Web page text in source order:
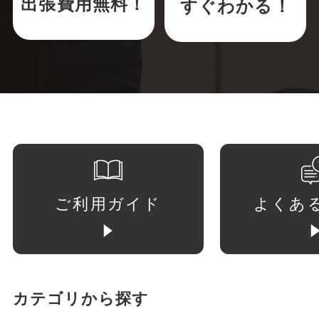
出張費用無料！ すぐわかる！
ご利用ガイド よくあ
カテゴリから探す